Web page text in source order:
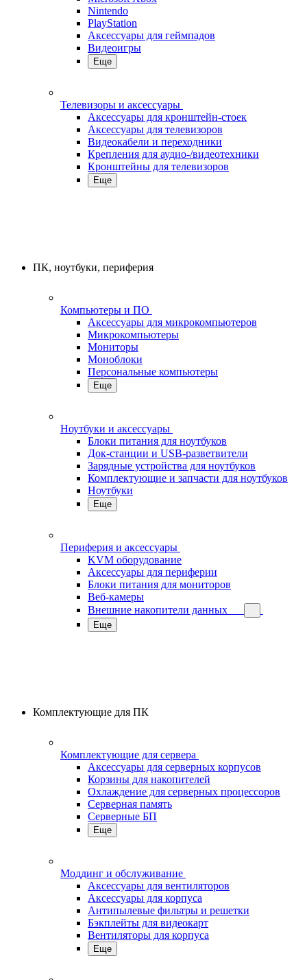
Nintendo
PlayStation
Аксессуары для геймпадов
Видеоигры
Еще
Телевизоры и аксессуары
Аксессуары для кронштейн-стоек
Аксессуары для телевизоров
Видеокабели и переходники
Крепления для аудио-/видеотехники
Кронштейны для телевизоров
Еще
ПК, ноутбуки, периферия
Компьютеры и ПО
Аксессуары для микрокомпьютеров
Микрокомпьютеры
Мониторы
Моноблоки
Персональные компьютеры
Еще
Ноутбуки и аксессуары
Блоки питания для ноутбуков
Док-станции и USB-разветвители
Зарядные устройства для ноутбуков
Комплектующие и запчасти для ноутбуков
Ноутбуки
Еще
Периферия и аксессуары
KVM оборудование
Аксессуары для периферии
Блоки питания для мониторов
Веб-камеры
Внешние накопители данных
Еще
Комплектующие для ПК
Комплектующие для сервера
Аксессуары для серверных корпусов
Корзины для накопителей
Охлаждение для серверных процессоров
Серверная память
Серверные БП
Еще
Моддинг и обслуживание
Аксессуары для вентиляторов
Аксессуары для корпуса
Антипылевые фильтры и решетки
Бэкплейты для видеокарт
Вентиляторы для корпуса
Еще